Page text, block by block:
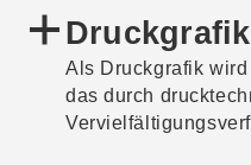
projiziert, das im
wird.
Druckgrafik
Als Druckgrafik
das durch